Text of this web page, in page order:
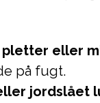
pletter eller
på fugt.
jordslået